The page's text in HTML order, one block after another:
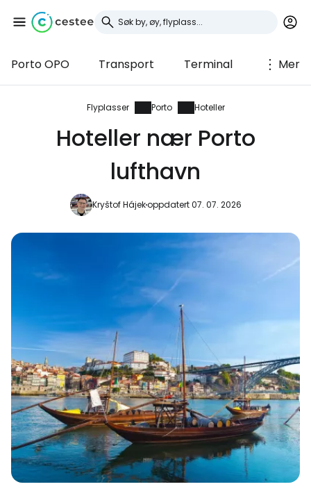
Porto OPO Transport Terminal Mer
Flyplasser Porto Hoteller
Hoteller nær Porto
lufthavn
Kryštof Hájekoppdatert 07. 07. 2026
Logg inn på Cestee
... det verdensomspennende
Fortsett med Google
Fortsett med e-post